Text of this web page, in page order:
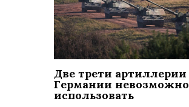
Две трети артиллерии
Германии невозможно
использовать